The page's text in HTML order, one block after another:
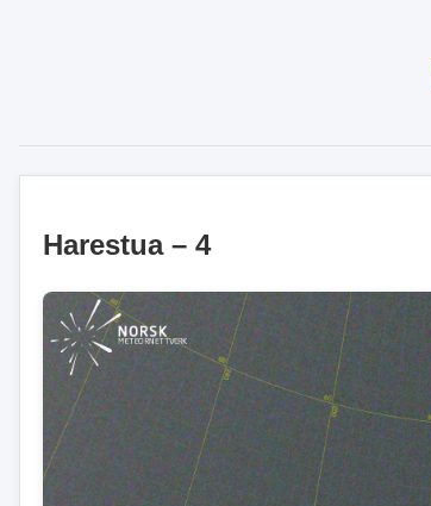
Harestua – 4